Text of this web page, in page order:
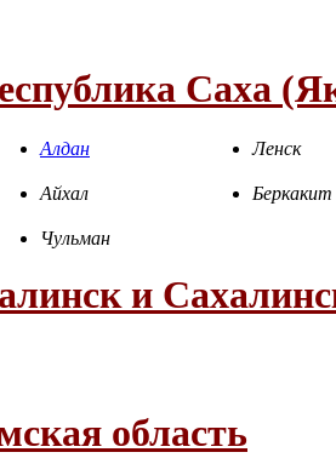
Саха
Алдан Ленск
Айхал Беркакит
Чульман
и
область